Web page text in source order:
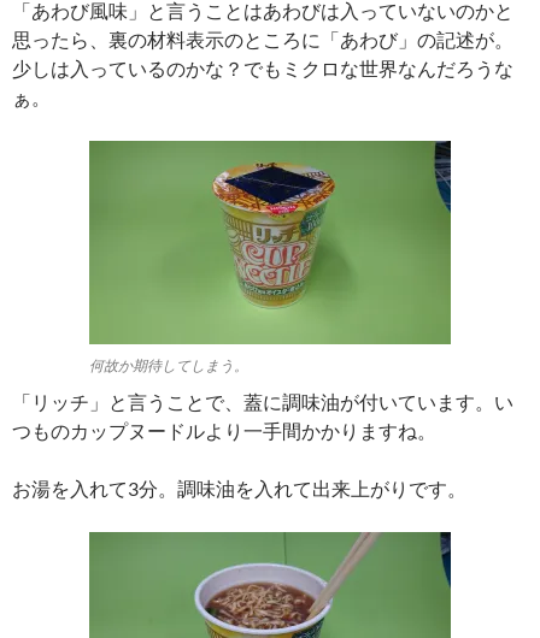
「あわび風味」と言うことはあわびは入っていないのかと
思ったら、裏の材料表示のところに「あわび」の記述が。
少しは入っているのかな？でもミクロな世界なんだろうな
ぁ。
何故か期待してしまう。
「リッチ」と言うことで、蓋に調味油が付いています。い
つものカップヌードルより一手間かかりますね。
お湯を入れて3分。調味油を入れて出来上がりです。